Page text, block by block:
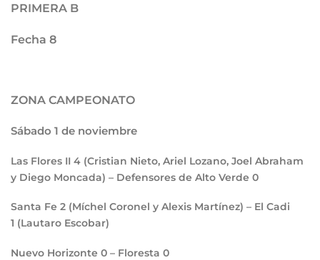
PRIMERA B
Fecha 8
ZONA CAMPEONATO
Sábado 1 de noviembre
Las Flores II 4 (Cristian Nieto, Ariel Lozano, Joel Abraham
y Diego Moncada) – Defensores de Alto Verde 0
Santa Fe 2 (Míchel Coronel y Alexis Martínez) – El Cadi
1 (Lautaro Escobar)
Nuevo Horizonte 0 – Floresta 0